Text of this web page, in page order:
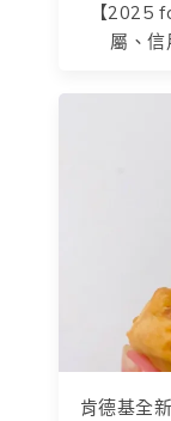
【2025
屬、信
肯德基全